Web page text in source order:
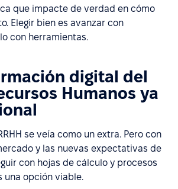
que impacte de verdad en cómo
Elegir bien es avanzar con
con herramientas.
digital del
Humanos ya
se veía como un extra. Pero con
y las nuevas expectativas de
con hojas de cálculo y procesos
una opción viable.